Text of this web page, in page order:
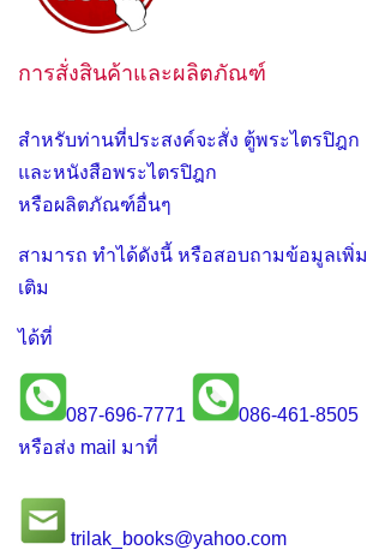
การสั่งสินค้าและผลิตภัณฑ์
สำหรับท่านที่ประสงค์จะสั่ง ตู้พระไตรปิฎก
และหนังสือพระไตรปิฎก
หรือผลิตภัณฑ์อื่นๆ
สามารถ ทำได้ดังนี้ หรือสอบถามข้อมูลเพิ่ม
เติม
ได้ที่
087-696-7771
086-461-8505
หรือส่ง mail มาที่
trilak_books@yahoo.com